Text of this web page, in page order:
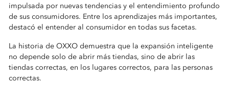
impulsada por nuevas tendencias y el entendimiento profundo
de sus consumidores. Entre los aprendizajes más importantes,
destacó el entender al consumidor en todas sus facetas.
La historia de OXXO demuestra que la expansión inteligente
no depende solo de abrir más tiendas, sino de abrir las
tiendas correctas, en los lugares correctos, para las personas
correctas.